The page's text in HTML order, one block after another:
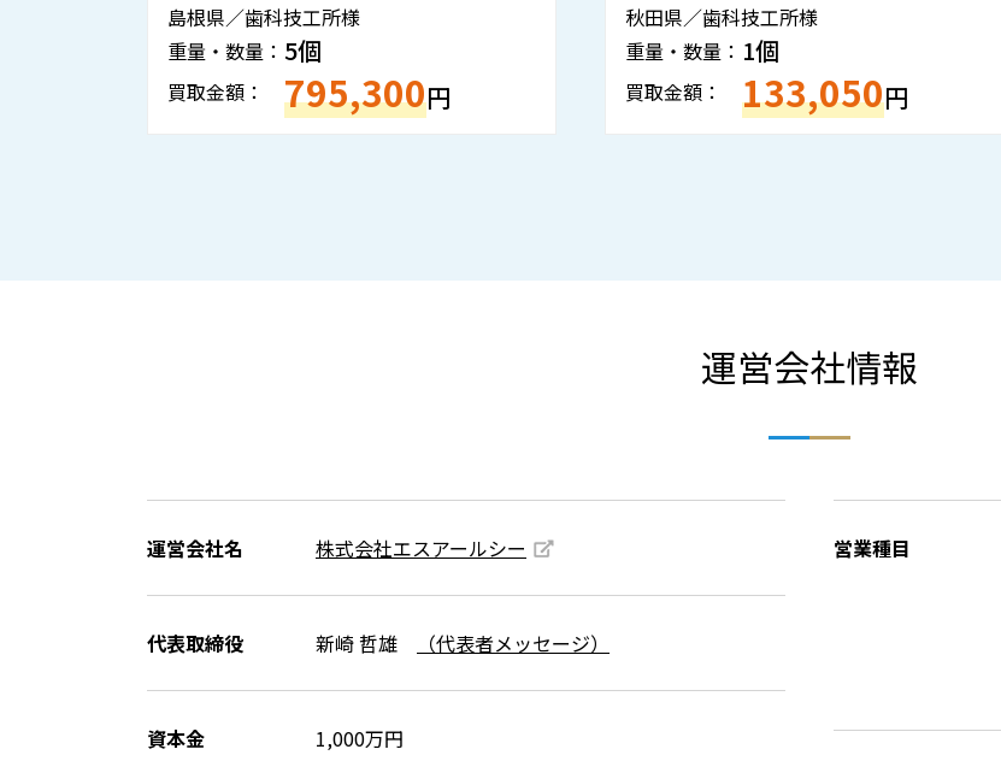
島根県／歯科技工所様
重量・数量： 5個
買取金額： 795,300円
秋田県／歯科技工所様
重量・数量： 1個
買取金額： 133,050円
運営会社情報
運営会社名 株式会社エスアールシー
代表取締役 新崎 哲雄 （代表者メッセージ）
資本金 1,000万円
営業種目